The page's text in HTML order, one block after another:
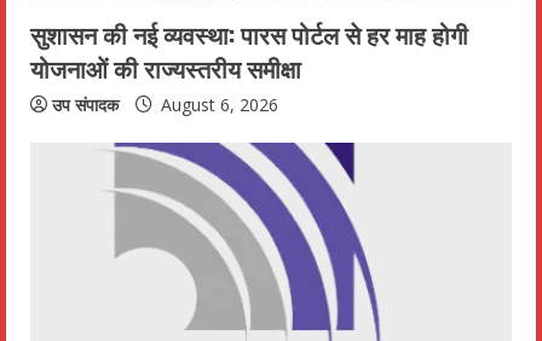
n
g
सुशासन की नई व्यवस्था: पारस पोर्टल से हर माह होगी
योजनाओं की राज्यस्तरीय समीक्षा
उप संपादक August 6, 2026